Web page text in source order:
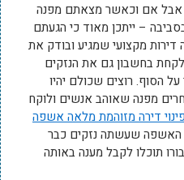
אבל אם וכאשר מצאתם מפנה
– ייתכן מאוד כי הגעתם
דירות מקצועי שמגיע ובודק את
בחשבון גם את הנזקים
הסוף. רוצים שכולם יהיו
מפנה שאוהב אנשים ולוקח
פינוי דירה מזוהמת מלאה אשפה
האשפה שעשתה נזקים כבר
תוכלו לקבל מענה באותה